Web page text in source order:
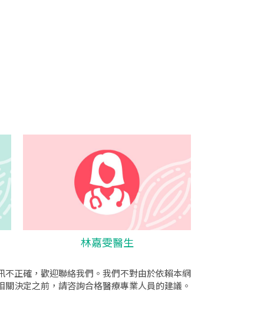
林嘉雯醫生
正確，歡迎聯絡我們。我們不對由於依賴本網
決定之前，請咨詢合格醫療專業人員的建議。